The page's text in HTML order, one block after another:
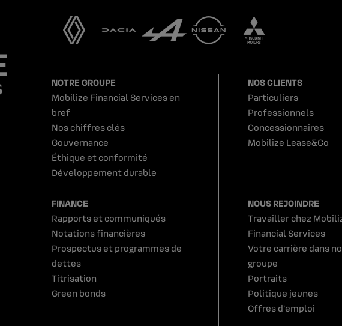
NOTRE GROUPE
Mobilize Financial Services en
bref
Nos chiffres clés
Gouvernance
Éthique et conformité
Développement durable
NOS CLIENTS
Particuliers
Professionnels
Concessionnaires
Mobilize Lease&Co
FINANCE
Rapports et communiqués
Notations financières
Prospectus et programmes de
dettes
Titrisation
Green bonds
NOUS REJOINDRE
Travailler chez
Financial Services
Votre carrière dans
groupe
Portraits
Politique jeunes
Offres d'emploi